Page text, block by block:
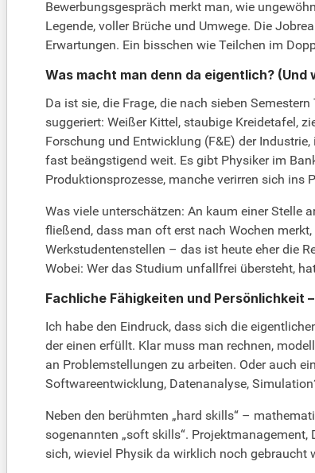
Bewerbungsgespräch merkt man, wie
Legende, voller Brüche und Umwege. Die
Erwartungen. Ein bisschen wie Teilchen im
Was macht man denn da eigentlich?
Da ist sie, die Frage, die nach sieben
suggeriert: Weißer Kittel, staubige Kreidetafel,
Forschung und Entwicklung (F&E) der
fast beängstigend weit. Es gibt Physiker im
Produktionsprozesse, manche verirren sich ins
Was viele unterschätzen: An kaum einer Stelle
fließend, dass man oft erst nach Wochen
Werkstudentenstellen – das ist heute eher die
Wobei: Wer das Studium unfallfrei übersteht,
Fachliche Fähigkeiten und Persönlichkeit
Ich habe den Eindruck, dass sich die
der einen erfüllt. Klar muss man rechnen,
an Problemstellungen zu arbeiten. Oder auch
Softwareentwicklung, Datenanalyse,
Neben den berühmten „hard skills“ –
sogenannten „soft skills“.
sich, wieviel Physik da wirklich noch gebraucht